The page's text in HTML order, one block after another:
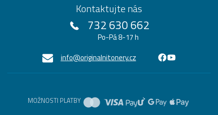
Kontaktujte nás
732 630 662
Po-Pá 8-17 h
info@originalnitonery.cz
MOŽNOSTI PLATBY